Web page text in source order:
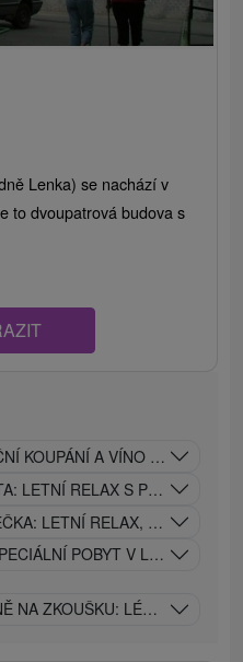
Lenka) se nachází v
to dvoupatrová budova s
KOUPÁNÍ A VÍNO POD
LETNÍ RELAX S
LETNÍ RELAX, LÉČIVÉ
POBYT V LÁZNÍCH V
NA ZKOUŠKU: LÉČEBNÝ